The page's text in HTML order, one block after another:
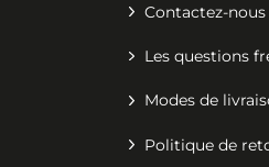
Contactez-nous
Les questions
Modes de
Politique de